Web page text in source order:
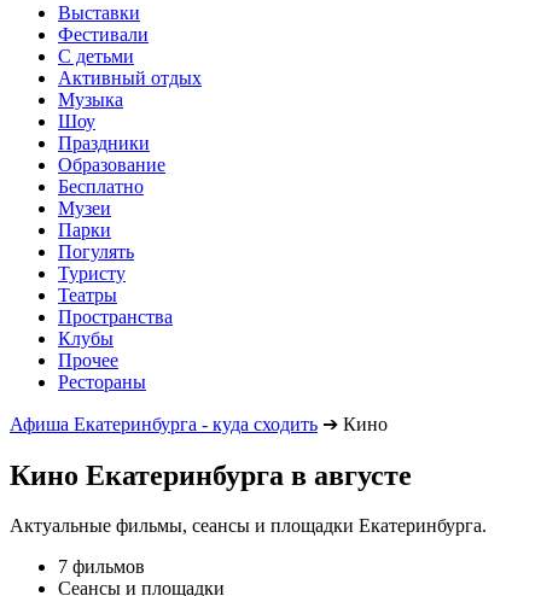
Выставки
Фестивали
С детьми
Активный отдых
Музыка
Шоу
Праздники
Образование
Бесплатно
Музеи
Парки
Погулять
Туристу
Театры
Пространства
Клубы
Прочее
Рестораны
Афиша Екатеринбурга - куда сходить ➔ Кино
Кино Екатеринбурга в августе
Актуальные фильмы, сеансы и площадки Екатеринбурга.
7 фильмов
Сеансы и площадки